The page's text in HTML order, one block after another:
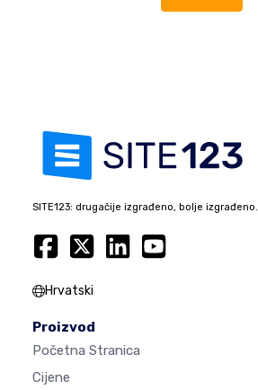
SITE123: drugačije izgrađeno, bolje izgrađeno.
Hrvatski
Proizvod
Početna Stranica
Cijene